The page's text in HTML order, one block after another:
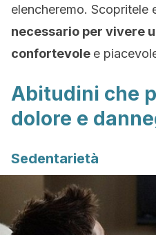
elencheremo. Scopritele
necessario per vivere
confortevole e
Abitudini che
dolore e
Sedentarietà